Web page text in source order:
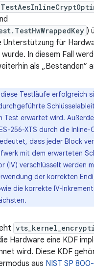
)
Unterstützung für
In diesem Fall
als „Bestanden“
Testläufe erfolgreich
Test erwartet wird.
256-XTS durch die
dass jeder Block
mit dem erwarteten
(IV) verschlüsselt werden
der korrekten
die korrekte IV-
Hardware eine KDF
wird. Diese KDF
aus NIST SP